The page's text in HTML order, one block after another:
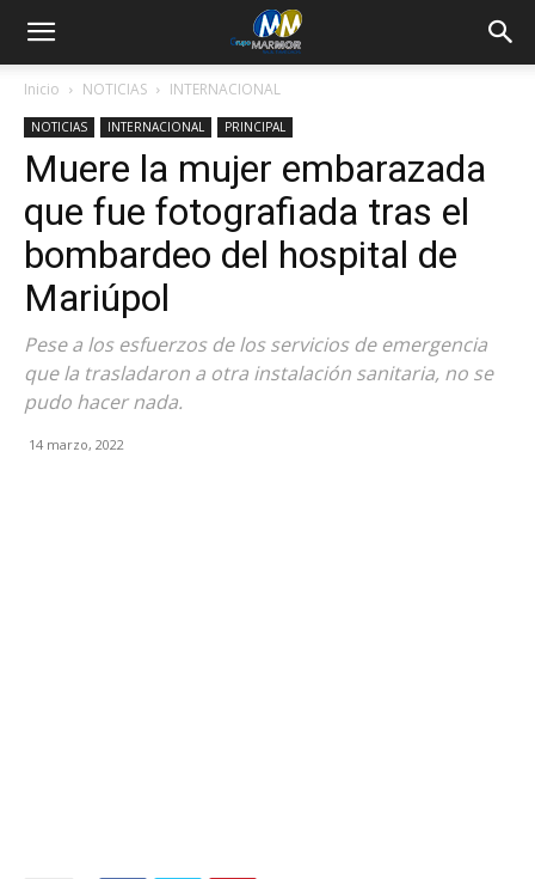
Inicio NOTICIAS INTERNACIONAL
NOTICIAS INTERNACIONAL PRINCIPAL
Muere la mujer embarazada
que fue fotografiada tras el
bombardeo del hospital de
Mariúpol
Pese a los esfuerzos de los servicios de emergencia
que la trasladaron a otra instalación sanitaria, no se
pudo hacer nada.
14 marzo, 2022